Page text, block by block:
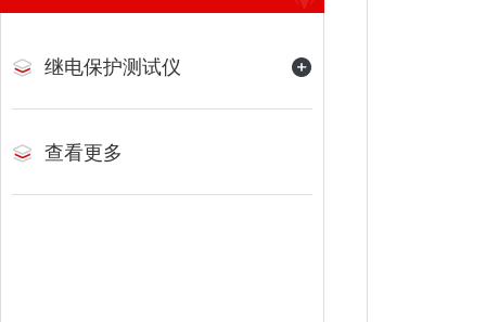
继电保护测试仪
查看更多